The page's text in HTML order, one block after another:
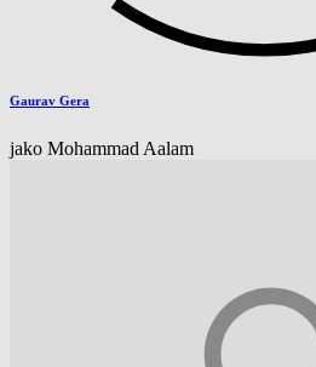
Gaurav Gera
jako Mohammad Aalam